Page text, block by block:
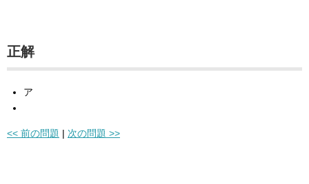
正解
ア
<< 前の問題 | 次の問題 >>